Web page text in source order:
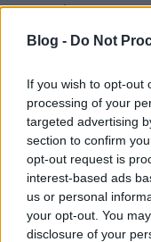
Blog - Do Not
If you wish to opt-out
processing of your
targeted advertising
section to confirm
opt-out request is
interest-based ads
us or personal
your opt-out. You
disclosure of your
mennyiségben